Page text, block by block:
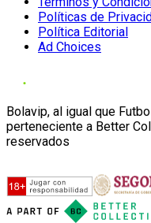
Políticas de
Política Editorial
Ad Choices
Bolavip, al igual que
perteneciente a Better
reservados